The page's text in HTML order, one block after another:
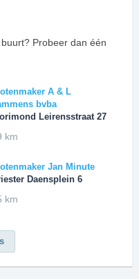
Probeer dan één
A & L
bvba
Leirensstraat 27
km
Jan Minute
Daensplein 6
km